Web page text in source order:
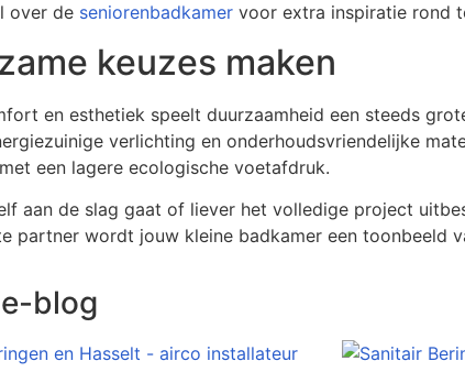
over de seniorenbadkamervoor extra inspiratie rond
keuzes maken
en esthetiek speelt duurzaamheid een steeds
verlichting en onderhoudsvriendelijke
een lagere ecologische voetafdruk.
aan de slag gaat of liever het volledige project
partner wordt jouw kleine badkamer een toonbeeld
blog